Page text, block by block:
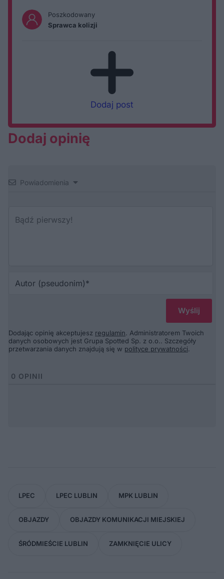
Poszkodowany
Sprawca kolizji
Dodaj post
Dodaj opinię
Powiadomienia
Dodając opinię akceptujesz regulamin. Administratorem Twoich
danych osobowych jest Grupa Spotted Sp. z o.o.. Szczegóły
przetwarzania danych znajdują się w polityce prywatności.
0 OPINII
LPEC LPEC LUBLIN MPK LUBLIN
OBJAZDY OBJAZDY KOMUNIKACJI MIEJSKIEJ
ŚRÓDMIEŚCIE LUBLIN ZAMKNIĘCIE ULICY